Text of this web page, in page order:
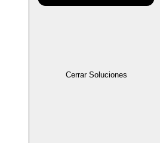
Cerrar Soluciones